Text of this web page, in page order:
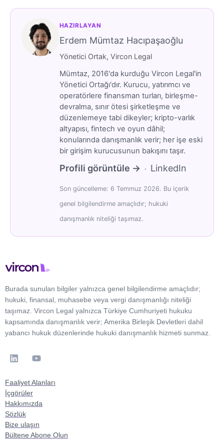
HAZIRLAYAN
Erdem Mümtaz Hacıpaşaoğlu
Yönetici Ortak, Vircon Legal
Mümtaz, 2016'da kurduğu Vircon Legal'in
Yönetici Ortağı'dır. Kurucu, yatırımcı ve
operatörlere finansman turları, birleşme-
devralma, sınır ötesi şirketleşme ve
düzenlemeye tabi dikeyler; kripto-varlık
altyapısı, fintech ve oyun dâhil;
konularında danışmanlık verir; her işe eski
bir girişim kurucusunun bakışını taşır.
Profili görüntüle → · LinkedIn
Son güncelleme: 6 Temmuz 2026. Bu içerik
genel bilgilendirme amaçlıdır; hukuki
danışmanlık niteliği taşımaz.
Burada sunulan bilgiler yalnızca genel bilgilendirme amaçlıdır;
hukuki, finansal, muhasebe veya vergi danışmanlığı niteliği
taşımaz. Vircon Legal yalnızca Türkiye Cumhuriyeti hukuku
kapsamında danışmanlık verir; Amerika Birleşik Devletleri dahil
yabancı hukuk düzenlerinde hukuki danışmanlık hizmeti sunmaz.
Faaliyet Alanları
İçgörüler
Hakkımızda
Sözlük
Bize ulaşın
Bültene Abone Olun